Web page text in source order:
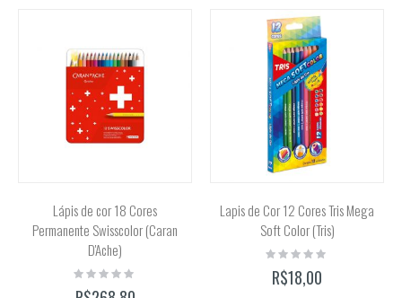
Lápis de cor 18 Cores
Permanente Swisscolor (Caran
D'Ache)
Rating:
0%
Lapis de Cor 12 Cores Tris Mega
Soft Color (Tris)
Rating:
0%
R$18,00